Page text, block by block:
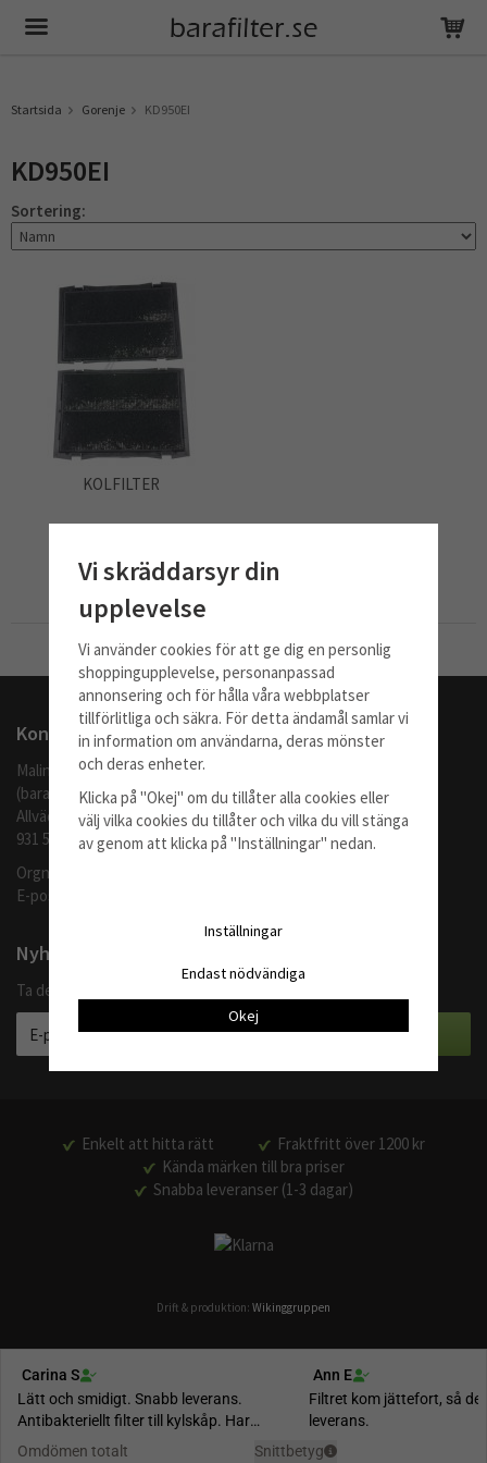
Startsida Gorenje KD950EI
KD950EI
Sortering:
KOLFILTER
Info Köp
Till Kassan
Kontakta oss
Malingo AB
(barafilter.se)
Allvädersgränd 35
931 52 SKELLEFTEÅ
Orgnr: 559062-1370
E-post:
Nyhetsbrev
Ta del av våra bästa erbjudanden och produktnyheter
Enkelt att hitta rätt
Fraktfritt över 1200 kr
Kända märken till bra priser
Snabba leveranser (1-3 dagar)
Drift & produktion: Wikinggruppen
Vi skräddarsyr din
upplevelse
Vi använder cookies för att ge dig en personlig
shoppingupplevelse, personanpassad
annonsering och för hålla våra webbplatser
tillförlitliga och säkra. För detta ändamål samlar vi
in information om användarna, deras mönster
och deras enheter.
Klicka på "Okej" om du tillåter alla cookies eller
välj vilka cookies du tillåter och vilka du vill stänga
av genom att klicka på "Inställningar" nedan.
Inställningar
Endast nödvändiga
Okej